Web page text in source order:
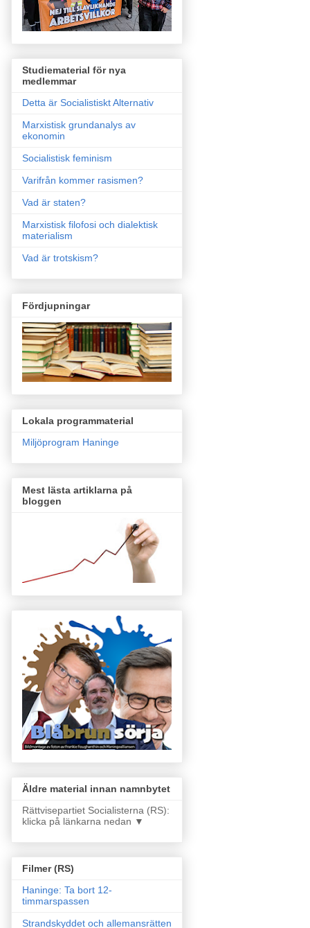
Studiematerial för nya
medlemmar
Detta är Socialistiskt Alternativ
Marxistisk grundanalys av
ekonomin
Socialistisk feminism
Varifrån kommer rasismen?
Vad är staten?
Marxistisk filofosi och dialektisk
materialism
Vad är trotskism?
Fördjupningar
Lokala programmaterial
Miljöprogram Haninge
Mest lästa artiklarna på
bloggen
Äldre material innan namnbytet
Rättvisepartiet Socialisterna (RS):
klicka på länkarna nedan ▼
Filmer (RS)
Haninge: Ta bort 12-
timmarspassen
Strandskyddet och allemansrätten